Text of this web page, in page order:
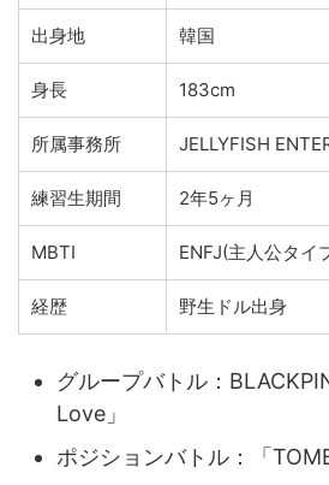
出身地 韓国
身長 183cm
所属事務所 JELLYFISH
練習生期間 2年5ヶ月
MBTI ENFJ(主人公タイ
経歴 野生ドル出身
グループバトル：
Love」
ポジションバトル：「